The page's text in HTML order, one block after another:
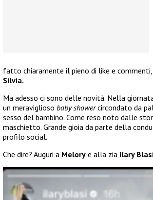
fatto chiaramente il pieno di like e
Silvia.
Ma adesso ci sono delle novità. Nella
un meraviglioso baby showercircondato da
sesso del bambino. Come reso noto dalle
maschietto. Grande gioia da parte della
profilo social.
Che dire? Auguri a Melory e alla zia Ilary